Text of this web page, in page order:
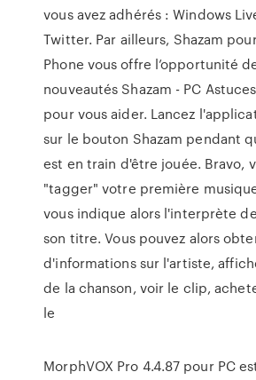
vous avez adhérés : Windows
Twitter. Par ailleurs, Shazam
Phone vous offre l’opportunité
nouveautés Shazam - PC
pour vous aider. Lancez
sur le bouton Shazam pendant
est en train d'être jouée. Bravo,
"tagger" votre première
vous indique alors l'interprète
son titre. Vous pouvez alors
d'informations sur l'artiste,
de la chanson, voir le clip,
le
MorphVOX Pro 4.4.87 pour PC